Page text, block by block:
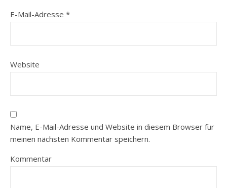
E-Mail-Adresse *
Website
Name, E-Mail-Adresse und Website in diesem Browser für
meinen nächsten Kommentar speichern.
Kommentar